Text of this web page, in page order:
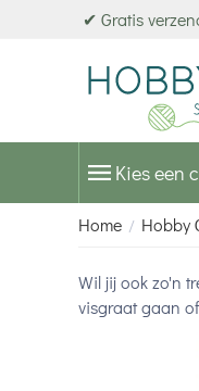
✔ Gratis
Kies een
Home / Hobby
Wil jij ook zo'n
visgraat gaan